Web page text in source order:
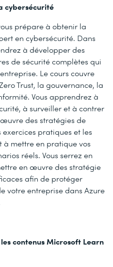
cybersécurité
prépare à obtenir la
en cybersécurité. Dans
à développer des
de sécurité complètes qui
Le cours couvre
Trust, la gouvernance, la
Vous apprendrez à
à surveiller et à contrer
des stratégies de
pratiques et les
à mettre en pratique vos
réels. Vous serrez en
en œuvre des stratégie
afin de protéger
votre entreprise dans Azure
contenus Microsoft Learn